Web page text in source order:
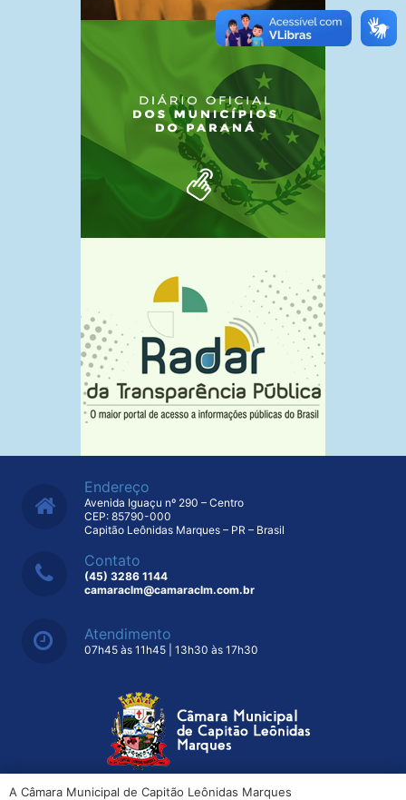
Endereço
Avenida Iguaçu nº 290 – Centro
CEP: 85790-000
Capitão Leônidas Marques – PR – Brasil
Contato
(45) 3286 1144
camaraclm@camaraclm.com.br
Atendimento
07h45 às 11h45 | 13h30 às 17h30
A Câmara Municipal de Capitão Leônidas Marques